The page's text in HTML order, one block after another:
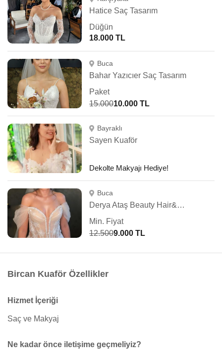
Hatice Saç Tasarım
Düğün
18.000 TL
Buca
Bahar Yazıcıer Saç Tasarım
Paket
15.00010.000 TL
Bayraklı
Sayen Kuaför
Dekolte Makyajı Hediye!
Buca
Derya Ataş Beauty Hair&Make Up
Min. Fiyat
12.5009.000 TL
Bircan Kuaför Özellikler
Hizmet İçeriği
Saç ve Makyaj
Ne kadar önce iletişime geçmeliyiz?